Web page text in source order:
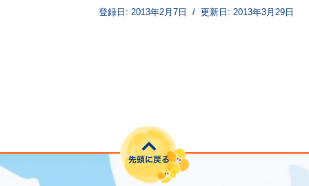
登録日: 2013年2月7日 / 更新日: 2013年3月29日